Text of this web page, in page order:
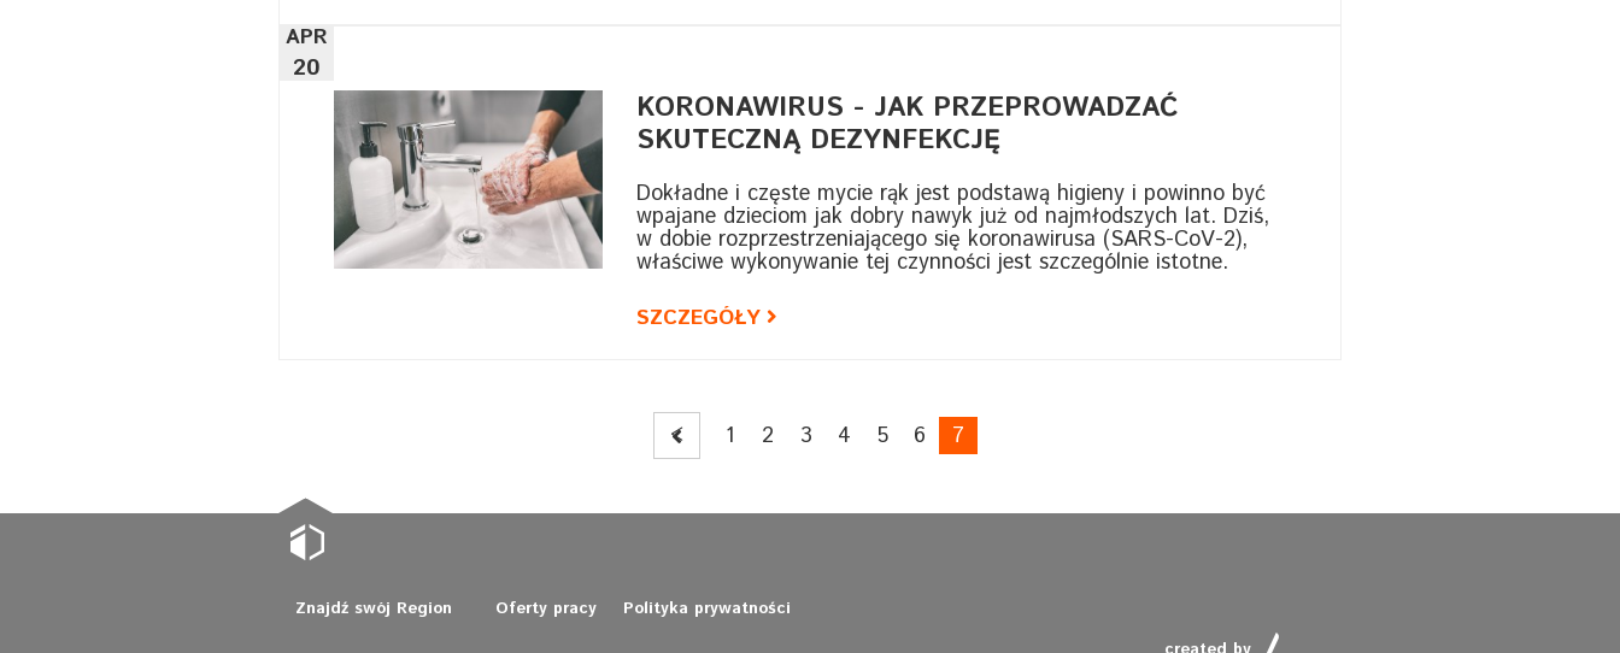
APR
20
KORONAWIRUS - JAK PRZEPROWADZAĆ
SKUTECZNĄ DEZYNFEKCJĘ
Dokładne i częste mycie rąk jest podstawą higieny i powinno być
wpajane dzieciom jak dobry nawyk już od najmłodszych lat. Dziś,
w dobie rozprzestrzeniającego się koronawirusa (SARS-CoV-2),
właściwe wykonywanie tej czynności jest szczególnie istotne.
SZCZEGÓŁY
< 1 2 3 4 5 6 7
Znajdź swój Region Oferty pracy Polityka prywatności